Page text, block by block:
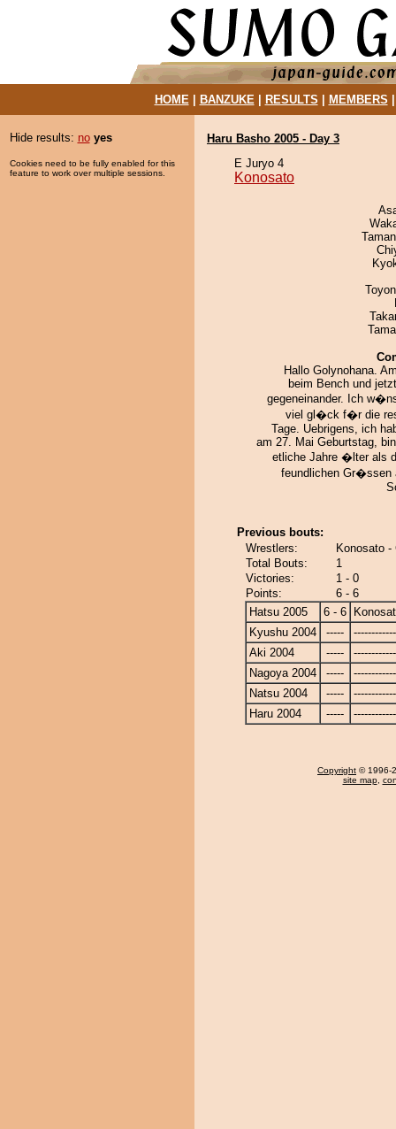
HOME| BANZUKE| RESULTS MEMBERS
Hide results: no yes
Cookies need to be fully enabled for this
feature to work over multiple sessions.
Haru Basho 2005 - Day 3
E Juryo 4
Konosato
Hallo Golynohana.
beim Bench und
gegeneinander. Ich
viel gl�ck f�r die
Tage. Uebrigens, ich
am 27. Mai Geburtstag,
etliche Jahre �lter als
feundlichen Gr�ssen
Previous bouts:
Wrestlers:
Konosato -
Total Bouts:
1
Victories:
1 - 0
Points:
6 - 6
Hatsu 2005
6 - 6
Kyushu 2004
-----
Aki 2004
-----
Nagoya 2004
-----
Natsu 2004
-----
Haru 2004
-----
Copyright © 1996-
site map,